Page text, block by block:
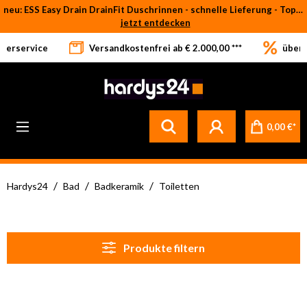
Zum Hauptinhalt springen
neu: ESS Easy Drain DrainFit Duschrinnen - schnelle Lieferung - Top-Preise
jetzt entdecken
Betrifft ausschließlich bei Bestellware-Fliesen: aufgrund der Werksferien in Italien und Spanien kommt es zu Verzögerungen bei der Verladung. Sämtliche Lagerware (sofort verfügbar) sowie alle anderen Produktgruppen versenden wir weiterhin regulär
Versandkostenfrei ab € 2.000,00 *** über
0,00 €*
Hardys24 / Bad / Badkeramik / Toiletten
Produkte filtern